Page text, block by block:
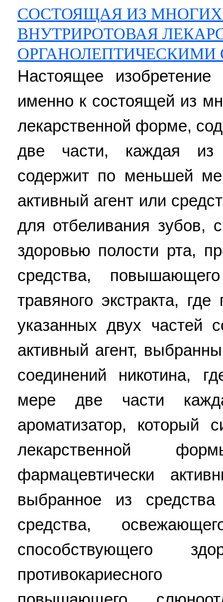
СОСТОЯЩАЯ ИЗ
ВНУТРИРОТОВАЯ
Настоящее
именно к состоящей из
лекарственной форме,
две части, каждая из
содержит по меньшей
активный агент или
для отбеливания зубов,
здоровью полости рта,
средства,
травяного экстракта,
указанных двух частей
активный агент,
соединений никотина,
мере две части
ароматизатор, который
лекарственной
фармацевтически
выбранное из
средства,
способствующего